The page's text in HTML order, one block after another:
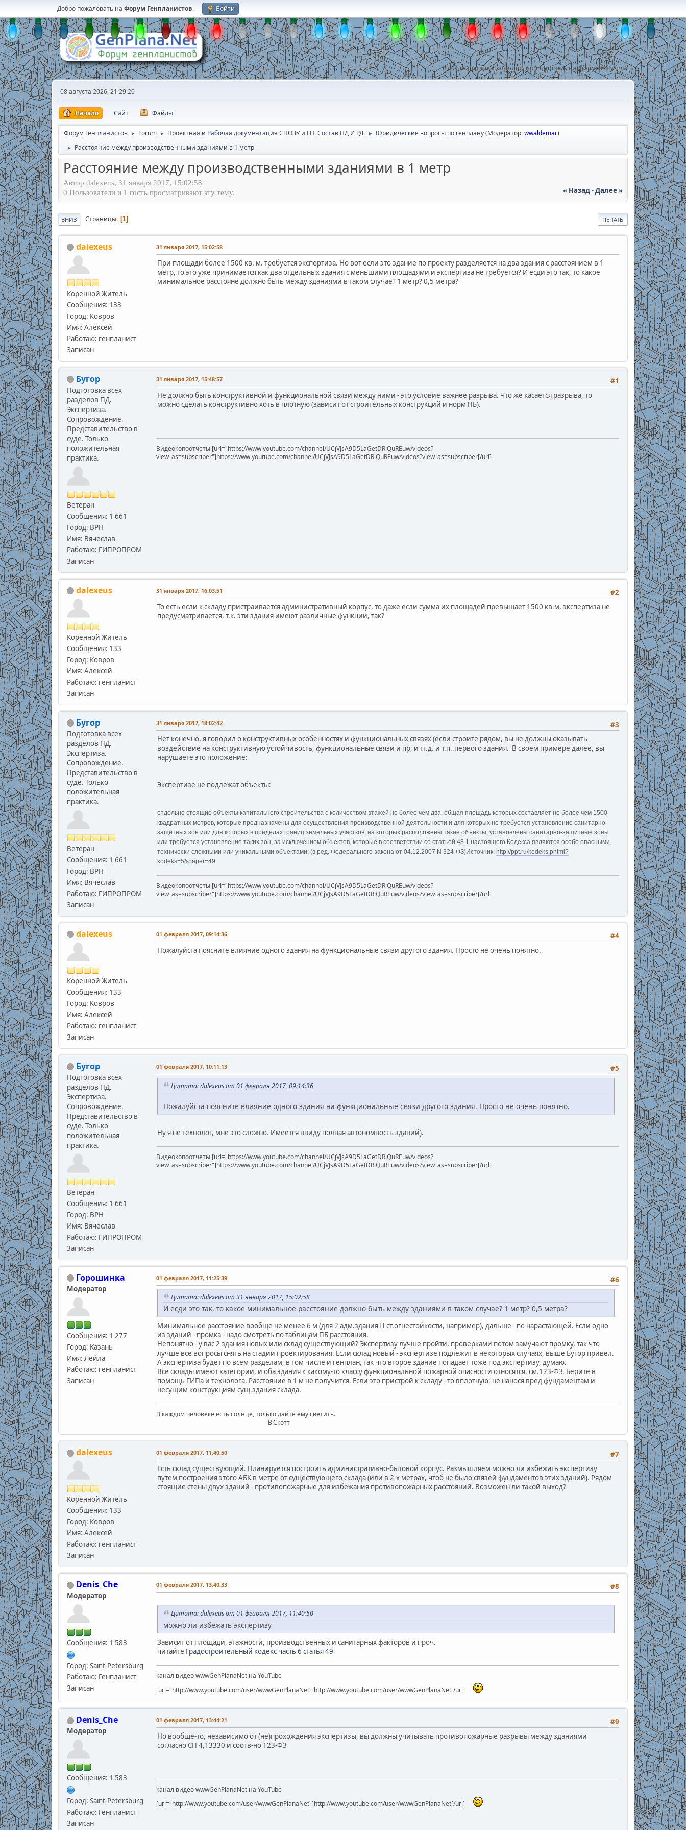
Добро пожаловать на Форум Генпланистов. Войти
Одна голова хорошо, но спросить на форуме лучше !
08 августа 2026, 21:29:20
Начало Сайт Файлы
Форум Генпланистов ► Forum ► Проектная и Рабочая документация СПОЗУ и ГП. Состав ПД И РД. ► Юридичеcкие вопросы по генплану(Модератор:wwaldemar)
► Расстояние между производственными зданиями в 1 метр
Расстояние между производственными зданиями в 1 метр
Автор dalexeus, 31 января 2017, 15:02:58
« Назад-Далее »
0 Пользователи и 1 гость просматривают эту тему.
ПЕЧАТЬ
ВНИЗ Страницы 1
dalexeus
Коренной Житель
Сообщения: 133
Город: Ковров
Имя: Алексей
Работаю: генпланист
Записан
31 января 2017, 15:02:58
При площади более 1500 кв. м. требуется экспертиза. Но вот если это здание по проекту разделяется на два здания с расстоянием в 1
метр, то это уже принимается как два отдельных здания с меньшими площадями и экспертиза не требуется? И есди это так, то какое
минимальное расстояне должно быть между зданиями в таком случае? 1 метр? 0,5 метра?
Бугор
Подготовка всех
разделов ПД.
Экспертиза.
Сопровождение.
Представительство в
суде. Только
положительная
практика.
Ветеран
Сообщения: 1 661
Город: ВРН
Имя: Вячеслав
Работаю: ГИПРОПРОМ
Записан
#1
31 января 2017, 15:48:57
Не должно быть конструктивной и функциональной связи между ними - это условие важнее разрыва. Что же касается разрыва, то
можно сделать конструктивно хоть в плотную (зависит от строительных конструкций и норм ПБ).
Видеокопоотчеты [url="https://www.youtube.com/channel/UCjVJsA9D5LaGetDRiQuREuw/videos?
view_as=subscriber"]https://www.youtube.com/channel/UCjVJsA9D5LaGetDRiQuREuw/videos?view_as=subscriber[/url]
dalexeus
Коренной Житель
Сообщения: 133
Город: Ковров
Имя: Алексей
Работаю: генпланист
Записан
#2
31 января 2017, 16:03:51
То есть если к складу пристраивается административный корпус, то даже если сумма их площадей превышает 1500 кв.м, экспертиза не
предусматривается, т.к. эти здания имеют различные функции, так?
Бугор
Подготовка всех
разделов ПД.
Экспертиза.
Сопровождение.
Представительство в
суде. Только
положительная
практика.
Ветеран
Сообщения: 1 661
Город: ВРН
Имя: Вячеслав
Работаю: ГИПРОПРОМ
Записан
#3
31 января 2017, 18:02:42
Нет конечно, я говорил о конструктивных особенностях и функциональных связях (если строите рядом, вы не должны оказывать
воздействие на конструктивную устойчивость, функциональные связи и пр, и тт.д. и т.п..первого здания. В своем примере далее, вы
нарушаете это положение:
Экспертизе не подлежат объекты:
отдельно стоящие объекты капитального строительства с количеством этажей не более чем два, общая площадь которых составляет не более чем 1500
квадратных метров, которые предназначены для осуществления производственной деятельности и для которых не требуется установление санитарно-
защитных зон или для которых в пределах границ земельных участков, на которых расположены такие объекты, установлены санитарно-защитные зоны
или требуется установление таких зон, за исключением объектов, которые в соответствии со статьей 48.1 настоящего Кодекса являются особо опасными,
технически сложными или уникальными объектами; (в ред. Федерального закона от 04.12.2007 N 324-ФЗ)Источник: http://ppt.ru/kodeks.phtml?
kodeks=5&paper=49
Видеокопоотчеты [url="https://www.youtube.com/channel/UCjVJsA9D5LaGetDRiQuREuw/videos?
view_as=subscriber"]https://www.youtube.com/channel/UCjVJsA9D5LaGetDRiQuREuw/videos?view_as=subscriber[/url]
dalexeus
Коренной Житель
Сообщения: 133
Город: Ковров
Имя: Алексей
Работаю: генпланист
Записан
#4
01 февраля 2017, 09:14:36
Пожалуйста поясните влияние одного здания на функциональные связи другого здания. Просто не очень понятно.
Бугор
Подготовка всех
разделов ПД.
Экспертиза.
Сопровождение.
Представительство в
суде. Только
положительная
практика.
Ветеран
Сообщения: 1 661
Город: ВРН
Имя: Вячеслав
Работаю: ГИПРОПРОМ
Записан
#5
01 февраля 2017, 10:11:13
Цитата: dalexeus от 01 февраля 2017, 09:14:36
Пожалуйста поясните влияние одного здания на функциональные связи другого здания. Просто не очень понятно.
Ну я не технолог, мне это сложно. Имеется ввиду полная автономность зданий).
Видеокопоотчеты [url="https://www.youtube.com/channel/UCjVJsA9D5LaGetDRiQuREuw/videos?
view_as=subscriber"]https://www.youtube.com/channel/UCjVJsA9D5LaGetDRiQuREuw/videos?view_as=subscriber[/url]
Горошинка
Модератор
Сообщения: 1 277
Город: Казань
Имя: Лейла
Работаю: генпланист
Записан
#6
01 февраля 2017, 11:25:39
Цитата: dalexeus от 31 января 2017, 15:02:58
И есди это так, то какое минимальное расстояние должно быть между зданиями в таком случае? 1 метр? 0,5 метра?
Минимальное расстояние вообще не менее 6 м (для 2 адм.здания II ст.огнестойкости, например), дальше - по нарастающей. Если одно
из зданий - промка - надо смотреть по таблицам ПБ расстояния.
Непонятно - у вас 2 здания новых или склад существующий? Экспертизу лучше пройти, проверками потом замучают промку, так что
лучше все вопросы снять на стадии проектирования. Если склад новый - экспертизе подлежит в некоторых случаях, выше Бугор привел.
А экспертиза будет по всем разделам, в том числе и генплан, так что второе здание попадает тоже под экспертизу, думаю.
Все склады имеют категории, и оба здания к какому-то классу функциональной пожарной опасности относятся, см.123-ФЗ. Берите в
помощь ГИПа и технолога. Расстояние в 1 м не получится. Если это пристрой к складу - то вплотную, не нанося вред фундаментам и
несущим конструкциям сущ.здания склада.
В каждом человеке есть солнце, только дайте ему светить.
В.Скотт
dalexeus
Коренной Житель
Сообщения: 133
Город: Ковров
Имя: Алексей
Работаю: генпланист
Записан
#7
01 февраля 2017, 11:40:50
Есть склад существующий. Планируется построить административно-бытовой корпус. Размышляем можно ли избежать экспертизу
путем построения этого АБК в метре от существующего склада (или в 2-х метрах, чтоб не было связей фундаментов этих зданий). Рядом
стоящие стены двух зданий - противопожарные для избежания противопожарных расстояний. Возможен ли такой выход?
Denis_Che
Модератор
Сообщения: 1 583
Город: Saint-Petersburg
Работаю: Генпланист
Записан
#8
01 февраля 2017, 13:40:33
Цитата: dalexeus от 01 февраля 2017, 11:40:50
можно ли избежать экспертизу
Зависит от площади, этажности, производственных и санитарных факторов и проч.
читайте Градостроительный кодекс часть 6 статья 49
канал видео wwwGenPlanaNet на YouTube
[url="http://www.youtube.com/user/wwwGenPlanaNet"]http://www.youtube.com/user/wwwGenPlanaNet[/url]
Denis_Che
Модератор
Сообщения: 1 583
Город: Saint-Petersburg
Работаю: Генпланист
Записан
#9
01 февраля 2017, 13:44:21
Но вообще-то, независимо от (не)прохождения экспертизы, вы должны учитывать противопожарные разрывы между зданиями
согласно СП 4,13330 и соотв-но 123-ФЗ
канал видео wwwGenPlanaNet на YouTube
[url="http://www.youtube.com/user/wwwGenPlanaNet"]http://www.youtube.com/user/wwwGenPlanaNet[/url]